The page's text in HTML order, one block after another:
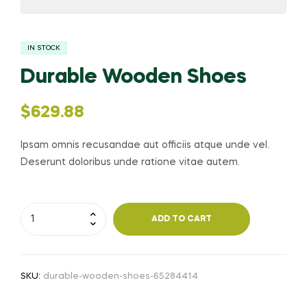
IN STOCK
Durable Wooden Shoes
$629.88
Ipsam omnis recusandae aut officiis atque unde vel.
Deserunt doloribus unde ratione vitae autem.
ADD TO CART
SKU: durable-wooden-shoes-65284414